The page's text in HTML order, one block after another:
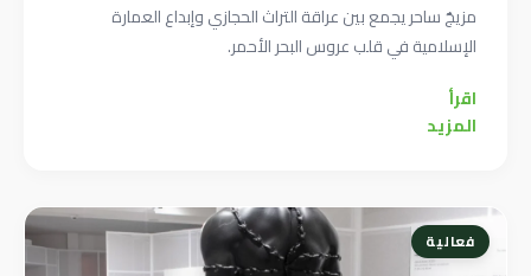
مزيجٌ ساحر يجمع بين عراقة التراث الحجازي وإبداع العمارة
الإسلامية في قلب عروس البحر الأحمر.
اقرأ
المزيد
فعالية